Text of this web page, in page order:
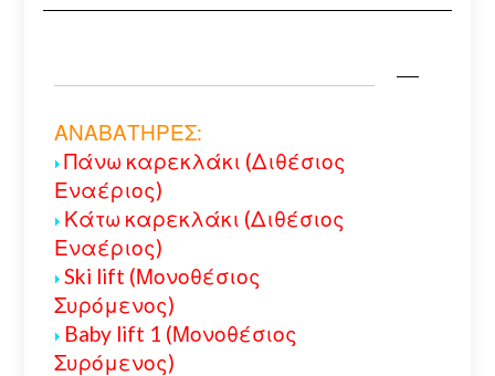
ΑΝΑΒΑΤΗΡΕΣ:
Πάνω καρεκλάκι (Διθέσιος
Εναέριος)
Κάτω καρεκλάκι (Διθέσιος
Εναέριος)
Ski lift (Μονοθέσιος
Συρόμενος)
Baby lift 1 (Μονοθέσιος
Συρόμενος)